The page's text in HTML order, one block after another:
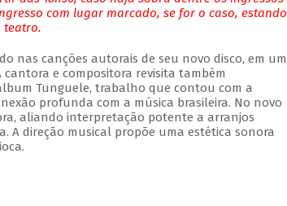
com lugar marcado, se for o caso, estando
teatro.
nas canções autorais de seu novo disco, em um
e compositora revisita também
Tunguele, trabalho que contou com a
profunda com a música brasileira. No novo
aliando interpretação potente a arranjos
A direção musical propõe uma estética sonora